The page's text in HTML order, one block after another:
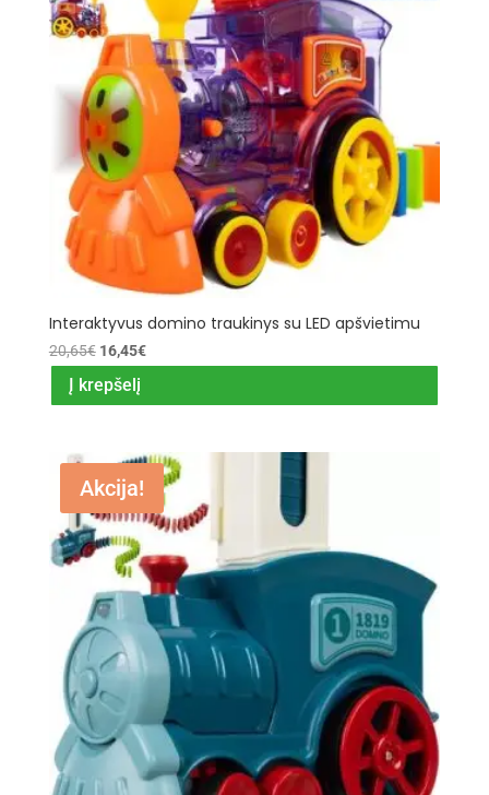
Interaktyvus domino traukinys su LED apšvietimu
20,65€ Original
price
was:
16,45€Current
Į krepšelį
Akcija!